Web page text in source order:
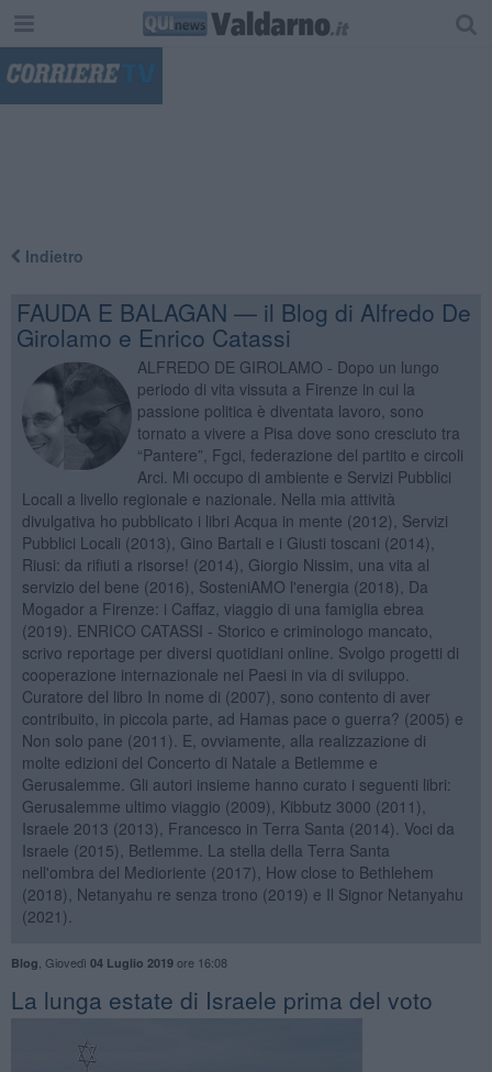
Indietro
FAUDA E BALAGAN — il Blog di Alfredo De
Girolamo e Enrico Catassi
ALFREDO DE GIROLAMO - Dopo un lungo
periodo di vita vissuta a Firenze in cui la
passione politica è diventata lavoro, sono
tornato a vivere a Pisa dove sono cresciuto tra
“Pantere”, Fgci, federazione del partito e circoli
Arci. Mi occupo di ambiente e Servizi Pubblici
Locali a livello regionale e nazionale. Nella mia attività
divulgativa ho pubblicato i libri Acqua in mente (2012), Servizi
Pubblici Locali (2013), Gino Bartali e i Giusti toscani (2014),
Riusi: da rifiuti a risorse! (2014), Giorgio Nissim, una vita al
servizio del bene (2016), SosteniAMO l'energia (2018), Da
Mogador a Firenze: i Caffaz, viaggio di una famiglia ebrea
(2019). ENRICO CATASSI - Storico e criminologo mancato,
scrivo reportage per diversi quotidiani online. Svolgo progetti di
cooperazione internazionale nei Paesi in via di sviluppo.
Curatore del libro In nome di (2007), sono contento di aver
contribuito, in piccola parte, ad Hamas pace o guerra? (2005) e
Non solo pane (2011). E, ovviamente, alla realizzazione di
molte edizioni del Concerto di Natale a Betlemme e
Gerusalemme. Gli autori insieme hanno curato i seguenti libri:
Gerusalemme ultimo viaggio (2009), Kibbutz 3000 (2011),
Israele 2013 (2013), Francesco in Terra Santa (2014). Voci da
Israele (2015), Betlemme. La stella della Terra Santa
nell'ombra del Medioriente (2017), How close to Bethlehem
(2018), Netanyahu re senza trono (2019) e Il Signor Netanyahu
(2021).
Blog Giovedì 04 Luglio 2019ore 16:08
La lunga estate di Israele prima del voto